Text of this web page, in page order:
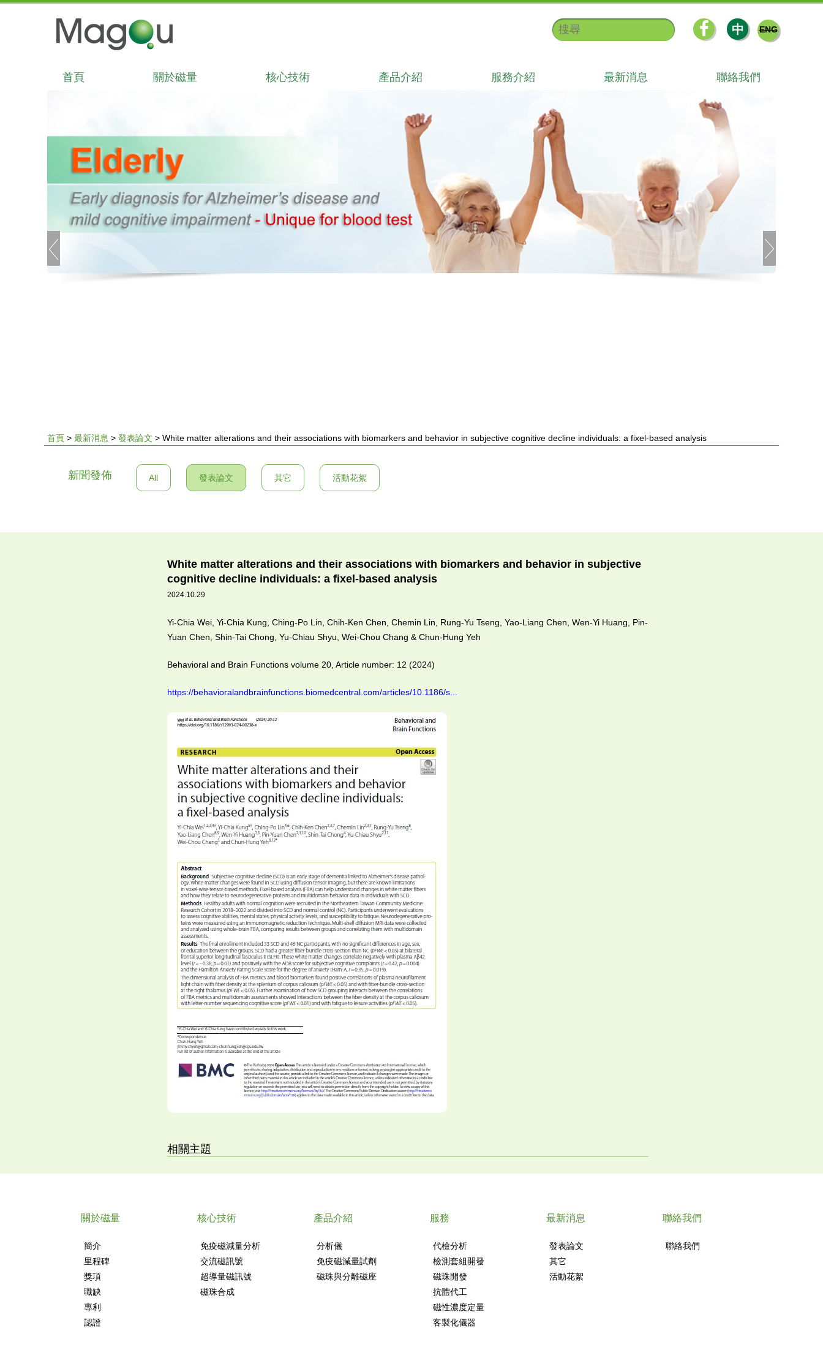
中 ENG
首頁 關於磁量 核心技術 產品介紹 服務介紹 最新消息 聯絡我們
這
首頁 > 最新消息 > 發表論文 > White matter alterations and their associations with biomarkers and behavior in subjective cognitive decline individuals: a fixel-based analysis
新聞發佈 All 發表論文 其它 活動花絮
White matter alterations and their associations with biomarkers and behavior in subjective
cognitive decline individuals: a fixel-based analysis
2024.10.29
Yi-Chia Wei, Yi-Chia Kung, Ching-Po Lin, Chih-Ken Chen, Chemin Lin, Rung-Yu Tseng, Yao-Liang Chen, Wen-Yi Huang, Pin-
Yuan Chen, Shin-Tai Chong, Yu-Chiau Shyu, Wei-Chou Chang & Chun-Hung Yeh
Behavioral and Brain Functions volume 20, Article number: 12 (2024)
https://behavioralandbrainfunctions.biomedcentral.com/articles/10.1186/s...
相關主題
關於磁量
簡介
里程碑
獎項
職缺
專利
認證
核心技術
免疫磁減量分析
交流磁訊號
超導量磁訊號
磁珠合成
產品介紹
分析儀
免疫磁減量試劑
磁珠與分離磁座
服務
代檢分析
檢測套組開發
磁珠開發
抗體代工
磁性濃度定量
客製化儀器
最新消息
發表論文
其它
活動花絮
聯絡我們
聯絡我們